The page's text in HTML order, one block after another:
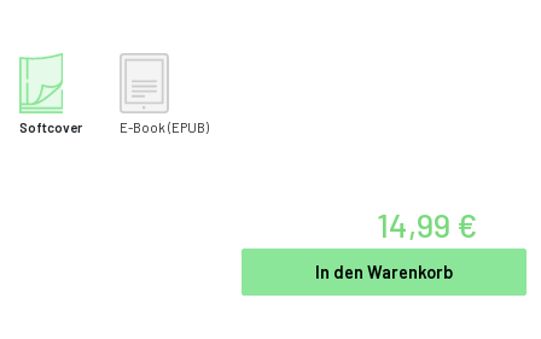
Softcover E-Book (EPUB)
14,99 €
In den Warenkorb